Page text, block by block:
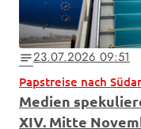
notes23.07.2026 09:51
Papstreise nach
Medien
XIV. Mitte